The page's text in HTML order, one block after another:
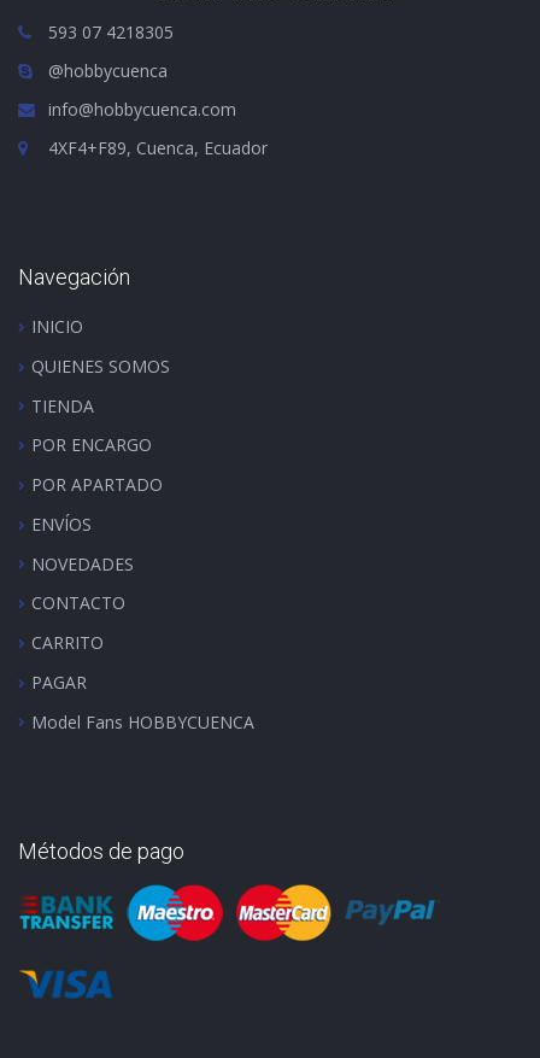
593 07 4218305
@hobbycuenca
info@hobbycuenca.com
4XF4+F89, Cuenca, Ecuador
Navegación
INICIO
QUIENES SOMOS
TIENDA
POR ENCARGO
POR APARTADO
ENVÍOS
NOVEDADES
CONTACTO
CARRITO
PAGAR
Model Fans HOBBYCUENCA
Métodos de pago